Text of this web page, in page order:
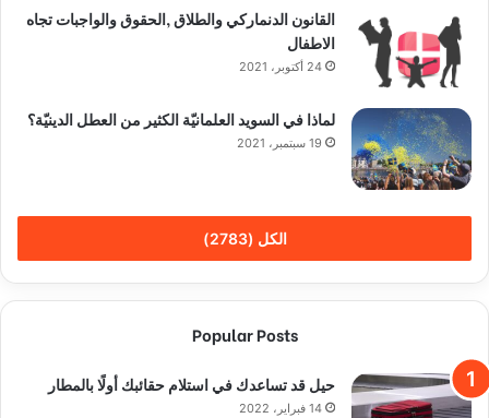
القانون الدنماركي والطلاق ,الحقوق والواجبات تجاه
الاطفال
24 أكتوبر، 2021
لماذا في السويد العلمانيّة الكثير من العطل الدينيّة؟
19 سبتمبر، 2021
الكل (2783)
Popular Posts
حيل قد تساعدك في استلام حقائبك أولًا بالمطار
14 فبراير، 2022